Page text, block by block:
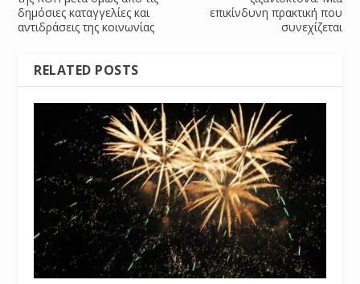
δημόσιες καταγγελίες και
αντιδράσεις της κοινωνίας
επικίνδυνη πρακτική που
συνεχίζεται
RELATED POSTS